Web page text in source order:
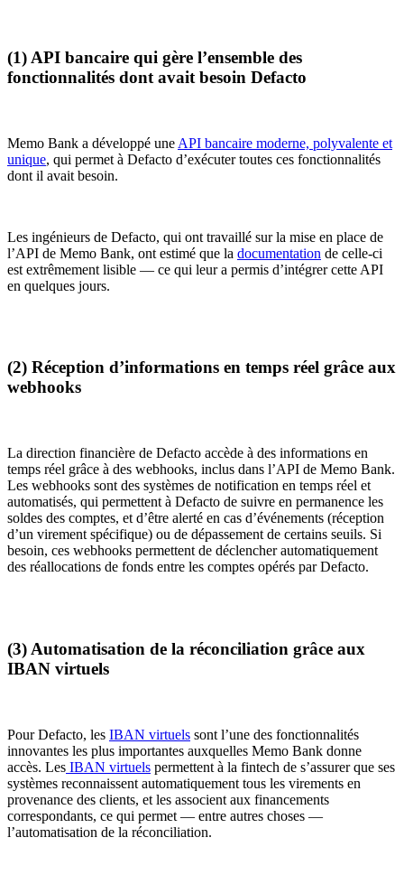
(1) API bancaire qui gère l’ensemble des
fonctionnalités dont avait besoin Defacto
Memo Bank a développé une API bancaire moderne, polyvalente et
unique, qui permet à Defacto d’exécuter toutes ces fonctionnalités
dont il avait besoin.
Les ingénieurs de Defacto, qui ont travaillé sur la mise en place de
l’API de Memo Bank, ont estimé que la documentation de celle-ci
est extrêmement lisible — ce qui leur a permis d’intégrer cette API
en quelques jours.
(2) Réception d’informations en temps réel grâce aux
webhooks
La direction financière de Defacto accède à des informations en
temps réel grâce à des webhooks, inclus dans l’API de Memo Bank.
Les webhooks sont des systèmes de notification en temps réel et
automatisés, qui permettent à Defacto de suivre en permanence les
soldes des comptes, et d’être alerté en cas d’événements (réception
d’un virement spécifique) ou de dépassement de certains seuils. Si
besoin, ces webhooks permettent de déclencher automatiquement
des réallocations de fonds entre les comptes opérés par Defacto.
(3) Automatisation de la réconciliation grâce aux
IBAN virtuels
Pour Defacto, les IBAN virtuels sont l’une des fonctionnalités
innovantes les plus importantes auxquelles Memo Bank donne
accès. Les IBAN virtuels permettent à la fintech de s’assurer que ses
systèmes reconnaissent automatiquement tous les virements en
provenance des clients, et les associent aux financements
correspondants, ce qui permet — entre autres choses —
l’automatisation de la réconciliation.